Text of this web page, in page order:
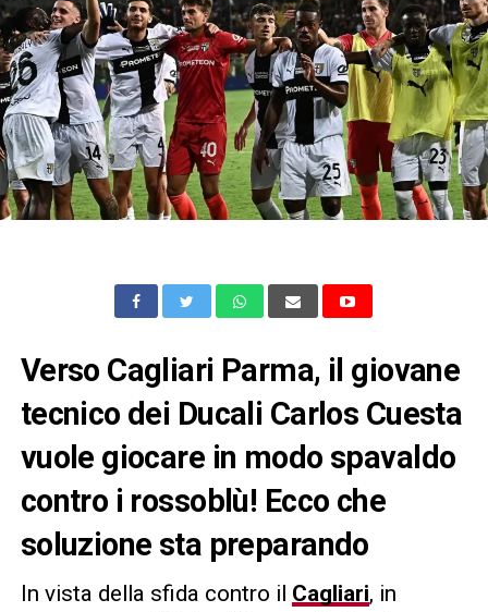
Verso Cagliari Parma, il giovane
tecnico dei Ducali Carlos Cuesta
vuole giocare in modo spavaldo
contro i rossoblù! Ecco che
soluzione sta preparando
In vista della sfida contro il Cagliari, in